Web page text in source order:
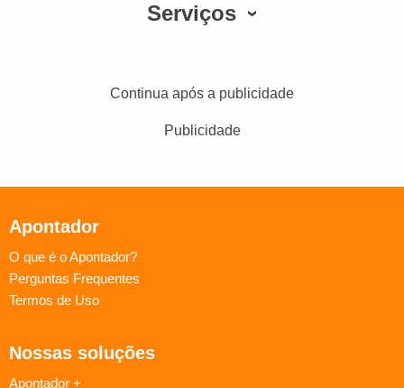
Serviços
Continua após a publicidade
Publicidade
Apontador
O que é o Apontador?
Perguntas Frequentes
Termos de Uso
Nossas soluções
Apontador +